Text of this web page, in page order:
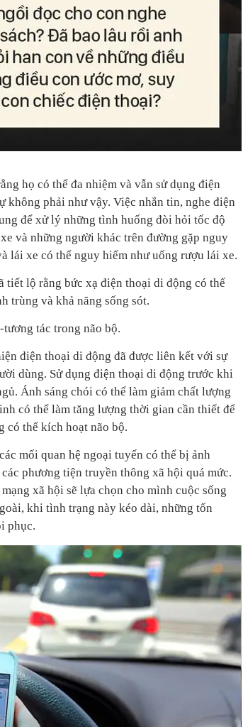
họ có thể đa nhiệm và vẫn sử dụng điện
không phải như vậy. Việc nhắn tin, nghe điện
để xử lý những tình huống đòi hỏi tốc độ
và những người khác trên đường gặp nguy
lái xe có thể nguy hiểm như uống rượu lái xe.
tiết lộ rằng bức xạ điện thoại di động có thể
trùng và khả năng sống sót.
tác trong não bộ.
điện thoại di động đã được liên kết với sự
dùng. Sử dụng điện thoại di động trước khi
Ánh sáng chói có thể làm giảm chất lượng
có thể làm tăng lượng thời gian cần thiết để
có thể kích hoạt não bộ.
mối quan hệ ngoại tuyến có thể bị ảnh
phương tiện truyền thông xã hội quá mức.
xã hội sẽ lựa chọn cho mình cuộc sống
khi tình trạng này kéo dài, những tổn
phục.